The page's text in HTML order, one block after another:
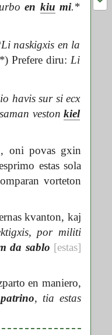
en kiu mi.*
naskigxis en la
) Prefere diru:Li
havis sur si ecx
vestonkiel
oni povas gxin
estas sola
vorteton
kvanton, kaj
por militi
da sablo [estas]
en maniero,
, tia estas